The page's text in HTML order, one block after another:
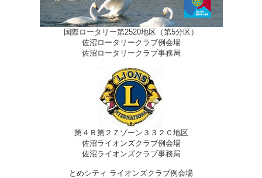
国際ロータリー第2520地区（第5分区）
佐沼ロータリークラブ例会場
佐沼ロータリークラブ事務局
第４Ｒ第２Ｚゾーン３３２Ｃ地区
佐沼ライオンズクラブ例会場
佐沼ライオンズクラブ事務局
とめシティ ライオンズクラブ例会場